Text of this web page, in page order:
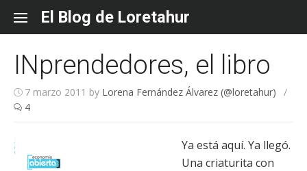
content
El Blog de Loretahur
INprendedores, el libro
7 marzo 2011 by Lorena Fernández Álvarez (@loretahur)
/
4
Ya está aquí. Ya llegó.
Una criaturita con